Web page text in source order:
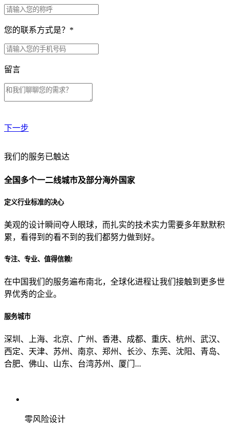
您的联系方式是？ *
留言
下一步
贵公司预算范围是？
贵公司的团队规模是？
目前主要的营销渠道是？
我们的服务已触达
全国多个一二线城市及部分海外国家
定义行业标准的决心
美观的设计瞬间夺人眼球，而扎实的技术实力需要多年默默积
累，看得到的看不到的我们都努力做到好。
专注、专业、值得信赖!
在中国我们的服务遍布南北，全球化进程让我们接触到更多世
界优秀的企业。
服务城市
深圳、上海、北京、广州、香港、成都、重庆、杭州、武汉、
西定、天津、苏州、南京、郑州、长沙、东莞、沈阳、青岛、
合肥、佛山、山东、台湾苏州、厦门...
零风险设计